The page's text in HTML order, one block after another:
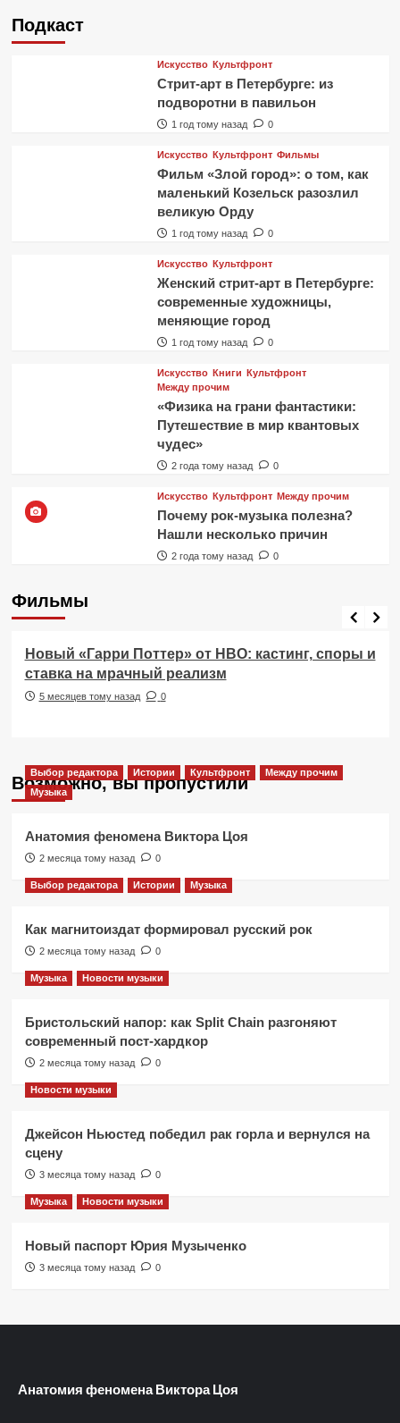
Подкаст
Искусство Культфронт
Стрит-арт в Петербурге: из
подворотни в павильон
1 год тому назад 0
Искусство Культфронт Фильмы
Фильм «Злой город»: о том, как
маленький Козельск разозлил
великую Орду
1 год тому назад 0
Искусство Культфронт
Женский стрит-арт в Петербурге:
современные художницы,
меняющие город
1 год тому назад 0
Искусство Книги Культфронт
Между прочим
«Физика на грани фантастики:
Путешествие в мир квантовых
чудес»
2 года тому назад 0
Искусство Культфронт Между прочим
Почему рок-музыка полезна?
Нашли несколько причин
2 года тому назад 0
Фильмы
Фильмы
Новый «Гарри Поттер» от HBO: кастинг, споры и
ставка на мрачный реализм
5 месяцев тому назад 0
Возможно, вы пропустили
Выбор редактора Истории Культфронт
Между прочим
Музыка
Анатомия феномена Виктора Цоя
2 месяца тому назад 0
Выбор редактора Истории Музыка
Как магнитоиздат формировал русский рок
2 месяца тому назад 0
Музыка Новости музыки
Бристольский напор: как Split Chain разгоняют
современный пост-хардкор
2 месяца тому назад 0
Новости музыки
Джейсон Ньюстед победил рак горла и вернулся на
сцену
3 месяца тому назад 0
Музыка Новости музыки
Новый паспорт Юрия Музыченко
3 месяца тому назад 0
Анатомия феномена Виктора Цоя